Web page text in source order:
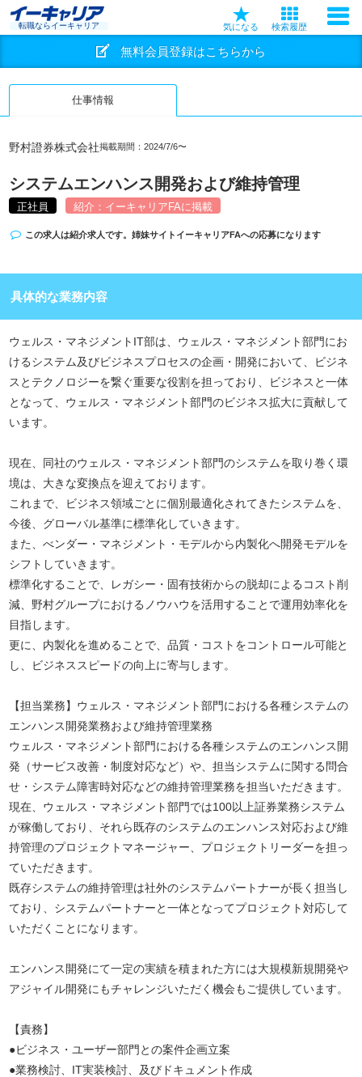
転職ならイーキャリア 気になる 検索履歴
無料会員登録はこちらから
仕事情報
野村證券株式会社掲載期間：2024/7/6〜
システムエンハンス開発および維持管理
正社員 紹介：イーキャリアFAに掲載
この求人は紹介求人です。姉妹サイト イーキャリアFAへの応募になります
具体的な業務内容
ウェルス・マネジメントIT部は、ウェルス・マネジメント部門にお
けるシステム及びビジネスプロセスの企画・開発において、ビジネ
スとテクノロジーを繋ぐ重要な役割を担っており、ビジネスと一体
となって、ウェルス・マネジメント部門のビジネス拡大に貢献して
います。
現在、同社のウェルス・マネジメント部門のシステムを取り巻く環
境は、大きな変換点を迎えております。
これまで、ビジネス領域ごとに個別最適化されてきたシステムを、
今後、グローバル基準に標準化していきます。
また、べンダー・マネジメント・モデルから内製化へ開発モデルを
シフトしていきます。
標準化することで、レガシー・固有技術からの脱却によるコスト削
減、野村グループにおけるノウハウを活用することで運用効率化を
目指します。
更に、内製化を進めることで、品質・コストをコントロール可能と
し、ビジネススピードの向上に寄与します。
【担当業務】ウェルス・マネジメント部門における各種システムの
エンハンス開発業務および維持管理業務
ウェルス・マネジメント部門における各種システムのエンハンス開
発（サービス改善・制度対応など）や、担当システムに関する問合
せ・システム障害時対応などの維持管理業務を担当いただきます。
現在、ウェルス・マネジメント部門では100以上証券業務システム
が稼働しており、それら既存のシステムのエンハンス対応および維
持管理のプロジェクトマネージャー、プロジェクトリーダーを担っ
ていただきます。
既存システムの維持管理は社外のシステムパートナーが長く担当し
ており、システムパートナーと一体となってプロジェクト対応して
いただくことになります。
エンハンス開発にて一定の実績を積まれた方には大規模新規開発や
アジャイル開発にもチャレンジいただく機会もご提供しています。
【責務】
●ビジネス・ユーザー部門との案件企画立案
●業務検討、IT実装検討、及びドキュメント作成